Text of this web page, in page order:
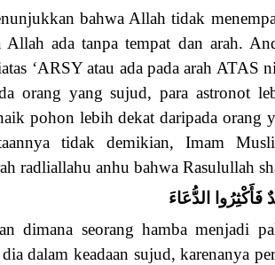
bahwa Allah tidak
Allah ada tanpa tempat dan arah.
‘ARSY atau ada pada arah ATAS
orang yang sujud, para astronot
pohon lebih dekat daripada orang
tidak demikian, Imam
radliallahu anhu bahwa Rasulullah
الدُّعَاءَ
dimana seorang hamba menjadi
dalam keadaan sujud, karenanya